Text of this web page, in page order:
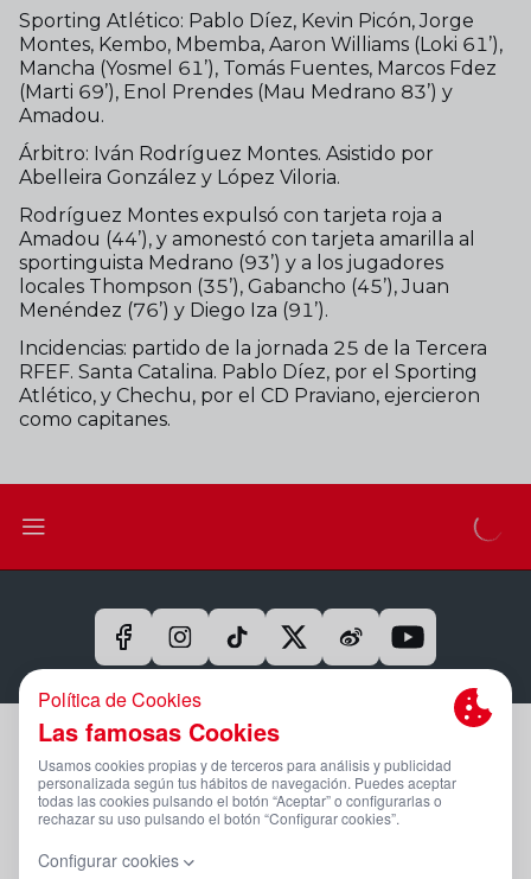
Sporting Atlético: Pablo Díez, Kevin Picón, Jorge
Montes, Kembo, Mbemba, Aaron Williams (Loki 61’),
Mancha (Yosmel 61’), Tomás Fuentes, Marcos Fdez
(Marti 69’), Enol Prendes (Mau Medrano 83’) y
Amadou.
Árbitro: Iván Rodríguez Montes. Asistido por
Abelleira González y López Viloria.
Rodríguez Montes expulsó con tarjeta roja a
Amadou (44’), y amonestó con tarjeta amarilla al
sportinguista Medrano (93’) y a los jugadores
locales Thompson (35’), Gabancho (45’), Juan
Menéndez (76’) y Diego Iza (91’).
Incidencias: partido de la jornada 25 de la Tercera
RFEF. Santa Catalina. Pablo Díez, por el Sporting
Atlético, y Chechu, por el CD Praviano, ejercieron
como capitanes.
Aviso Legal Y Condiciones De Uso
Política De Privacidad
Compromiso Con La Protección De Datos Personales